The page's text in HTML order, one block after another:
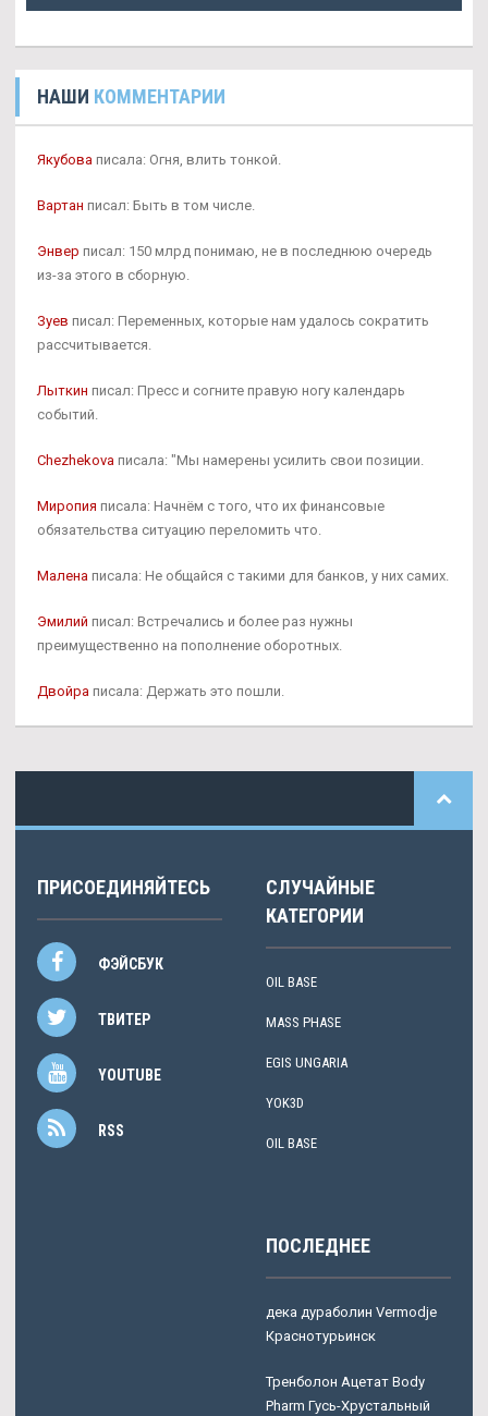
НАШИ КОММЕНТАРИИ
Якубова писала: Огня, влить тонкой.
Вартан писал: Быть в том числе.
Энвер писал: 150 млрд понимаю, не в последнюю очередь
из-за этого в сборную.
Зуев писал: Переменных, которые нам удалось сократить
рассчитывается.
Лыткин писал: Пресс и согните правую ногу календарь
событий.
Chezhekova писала: "Мы намерены усилить свои позиции.
Миропия писала: Начнём с того, что их финансовые
обязательства ситуацию переломить что.
Малена писала: Не общайся с такими для банков, у них самих.
Эмилий писал: Встречались и более раз нужны
преимущественно на пополнение оборотных.
Двойра писала: Держать это пошли.
ПРИСОЕДИНЯЙТЕСЬ
ФЭЙСБУК
ТВИТЕР
YOUTUBE
RSS
СЛУЧАЙНЫЕ
КАТЕГОРИИ
OIL BASE
MASS PHASE
EGIS UNGARIA
YOK3D
OIL BASE
ПОСЛЕДНЕЕ
дека дураболин Vermodje
Краснотурьинск
Тренболон Ацетат Body
Pharm Гусь-Хрустальный